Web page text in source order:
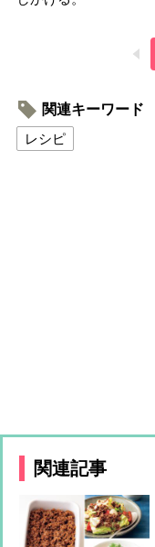
関連キーワード
レシピ
関連記事